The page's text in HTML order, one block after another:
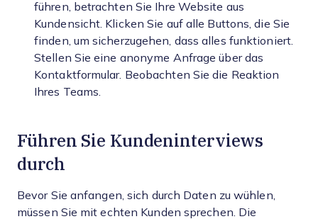
führen, betrachten Sie Ihre Website aus
Kundensicht. Klicken Sie auf alle Buttons, die Sie
finden, um sicherzugehen, dass alles funktioniert.
Stellen Sie eine anonyme Anfrage über das
Kontaktformular. Beobachten Sie die Reaktion
Ihres Teams.
Führen Sie Kundeninterviews
durch
Bevor Sie anfangen, sich durch Daten zu wühlen,
müssen Sie mit echten Kunden sprechen. Die